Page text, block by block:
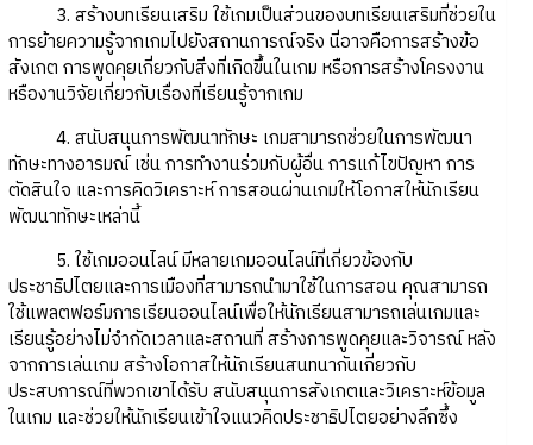
3. สร้างบทเรียนเสริม ใช้เกมเป็นส่วนของบทเรียนเสริมที่ช่วยใน
การย้ายความรู้จากเกมไปยังสถานการณ์จริง นี่อาจคือการสร้างข้อ
สังเกต การพูดคุยเกี่ยวกับสิ่งที่เกิดขึ้นในเกม หรือการสร้างโครงงาน
หรืองานวิจัยเกี่ยวกับเรื่องที่เรียนรู้จากเกม
4. สนับสนุนการพัฒนาทักษะ เกมสามารถช่วยในการพัฒนา
ทักษะทางอารมณ์ เช่น การทำงานร่วมกับผู้อื่น การแก้ไขปัญหา การ
ตัดสินใจ และการคิดวิเคราะห์ การสอนผ่านเกมให้โอกาสให้นักเรียน
พัฒนาทักษะเหล่านี้
5. ใช้เกมออนไลน์ มีหลายเกมออนไลน์ที่เกี่ยวข้องกับ
ประชาธิปไตยและการเมืองที่สามารถนำมาใช้ในการสอน คุณสามารถ
ใช้แพลตฟอร์มการเรียนออนไลน์เพื่อให้นักเรียนสามารถเล่นเกมและ
เรียนรู้อย่างไม่จำกัดเวลาและสถานที่ สร้างการพูดคุยและวิจารณ์ หลัง
จากการเล่นเกม สร้างโอกาสให้นักเรียนสนทนากันเกี่ยวกับ
ประสบการณ์ที่พวกเขาได้รับ สนับสนุนการสังเกตและวิเคราะห์ข้อมูล
ในเกม และช่วยให้นักเรียนเข้าใจแนวคิดประชาธิปไตยอย่างลึกซึ้ง